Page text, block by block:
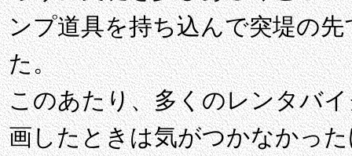
ンプ道具を持ち込んで突堤の
た。
このあたり、多くのレンタバ
画したときは気がつかなかっ